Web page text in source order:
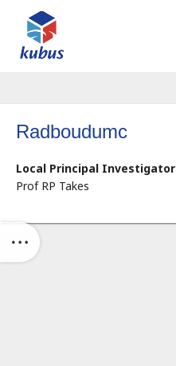
Radboudumc
Local Principal Investigator
Prof RP Takes